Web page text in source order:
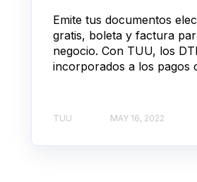
Emite tus documentos
gratis, boleta y factura
negocio. Con TUU, los
incorporados a los pagos
TUU MAY 16, 2022